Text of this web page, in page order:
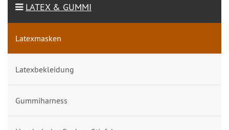
LATEX & GUMMI
Latexmasken
Latexbekleidung
Gummiharness